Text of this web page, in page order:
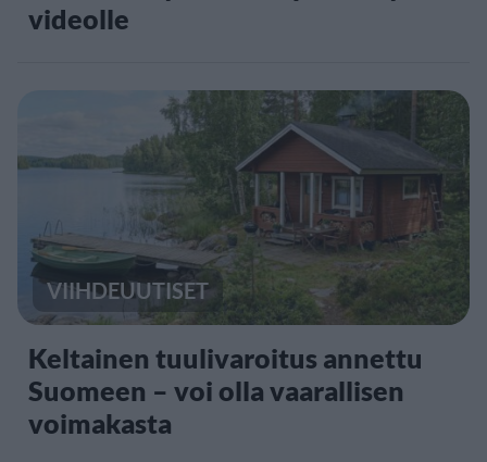
videolle
VIIHDEUUTISET
Keltainen tuulivaroitus annettu
Suomeen – voi olla vaarallisen
voimakasta